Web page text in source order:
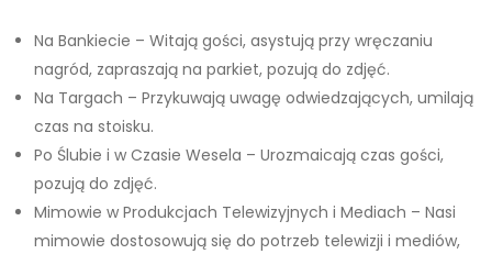
Na Bankiecie – Witają gości, asystują przy wręczaniu
nagród, zapraszają na parkiet, pozują do zdjęć.
Na Targach – Przykuwają uwagę odwiedzających, umilają
czas na stoisku.
Po Ślubie i w Czasie Wesela – Urozmaicają czas gości,
pozują do zdjęć.
Mimowie w Produkcjach Telewizyjnych i Mediach – Nasi
mimowie dostosowują się do potrzeb telewizji i mediów,